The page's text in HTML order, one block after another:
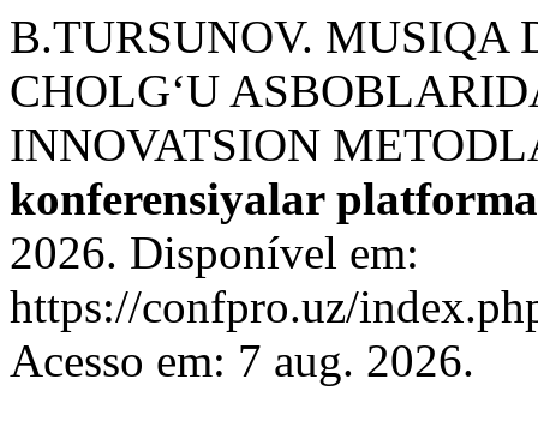
B.TURSUNOV.
CHOLG‘U
INNOVATSION
konferensiyalar
2026. Disponível em:
https://confpro.uz/
Acesso em: 7 aug. 2026.